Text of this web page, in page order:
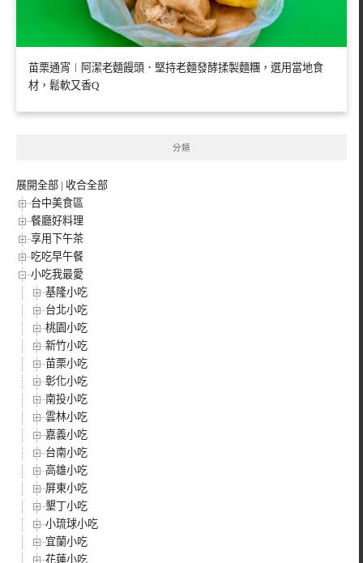
苗栗通宵︱阿潔老麵饅頭．堅持老麵發酵揉製麵糰，選用當地食
材，鬆軟又香Q
分類
展開全部 | 收合全部
台中美食區
餐廳好料理
享用下午茶
吃吃早午餐
小吃我最愛
基隆小吃
台北小吃
桃園小吃
新竹小吃
苗栗小吃
彰化小吃
南投小吃
雲林小吃
嘉義小吃
台南小吃
高雄小吃
屏東小吃
墾丁小吃
小琉球小吃
宜蘭小吃
花蓮小吃